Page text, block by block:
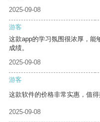
2025-09-08
游客
这款app的学习氛围很浓厚，能
成绩。
2025-09-08
游客
这款软件的价格非常实惠，值得
2025-09-08